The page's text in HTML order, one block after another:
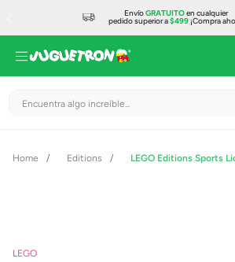
EnvíoGRATUITOen cualquier
pedido superior a$499¡Compra
Encuentra algo increíble...
Editions
LEGO